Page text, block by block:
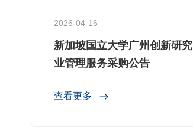
2026-04-16
新加坡国立大学广州创新研
业管理服务采购公告
查看更多